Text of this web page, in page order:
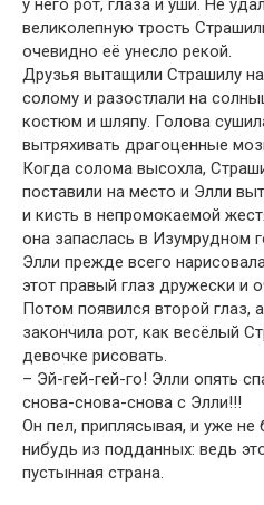
у него рот, глаза и уши. Не
великолепную трость
очевидно её унесло рекой.
Друзья вытащили Страшилу
солому и разостлали на
костюм и шляпу. Голова
вытряхивать драгоценные
Когда солома высохла,
поставили на место и Элли
и кисть в непромокаемой
она запаслась в Изумрудном
Элли прежде всего
этот правый глаз дружески и
Потом появился второй глаз,
закончила рот, как весёлый
девочке рисовать.
– Эй-гей-гей-го! Элли опять
снова-снова-снова с Элли!!!
Он пел, приплясывая, и уже не
нибудь из подданных: ведь
пустынная страна.